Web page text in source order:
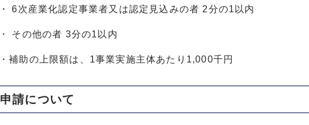
・ 6次産業化認定事業者又は認定見込みの者 2分の1以内
・ その他の者 3分の1以内
・補助の上限額は、1事業実施主体あたり1,000千円
申請について